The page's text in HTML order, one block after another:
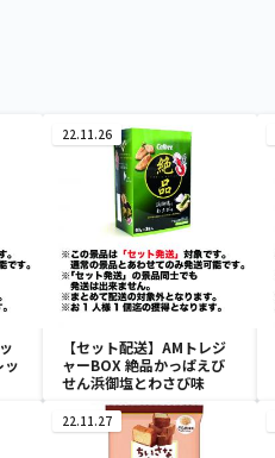
ッ
22.11.26
【セット配送】AMトレジ
ャーBOX 絶品かっぱえび
せん浜御塩とわさび味
22.11.27